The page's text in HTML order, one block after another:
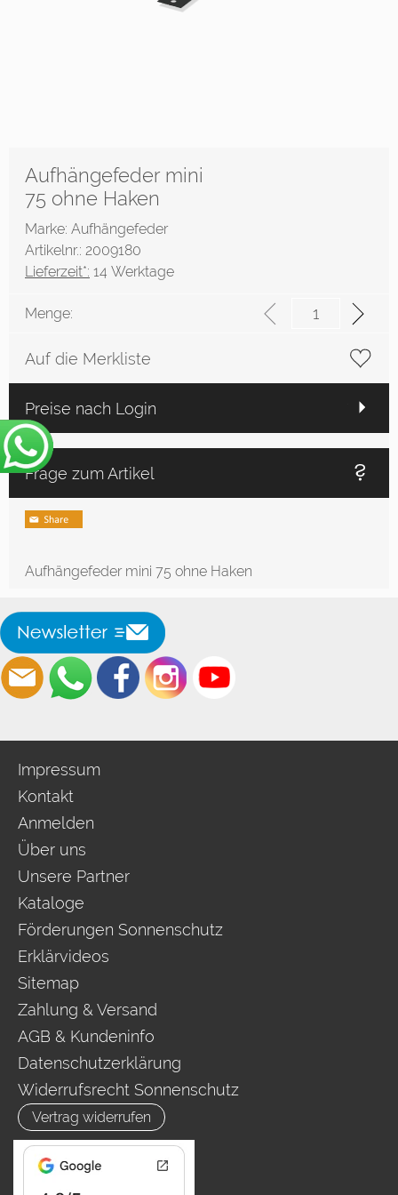
Aufhängefeder mini
75 ohne Haken
Marke: Aufhängefeder
Artikelnr.: 2009180
Lieferzeit*: 14 Werktage
Menge:
Auf die Merkliste
Preise nach Login
Frage zum Artikel
Aufhängefeder mini 75 ohne Haken
Impressum
Kontakt
Anmelden
Über uns
Unsere Partner
Kataloge
Förderungen Sonnenschutz
Erklärvideos
Sitemap
Zahlung & Versand
AGB & Kundeninfo
Datenschutzerklärung
Widerrufsrecht Sonnenschutz
Vertrag widerrufen